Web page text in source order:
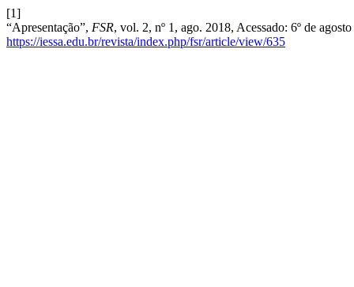
[1]
“Apresentação”, FSR, vol. 2, nº 1, ago. 2018, Acessado: 6º de
https://iessa.edu.br/revista/index.php/fsr/article/view/635